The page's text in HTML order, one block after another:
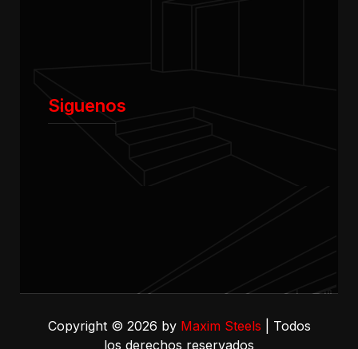
Siguenos
Copyright © 2026 by Maxim Steels | Todos
los derechos reservados